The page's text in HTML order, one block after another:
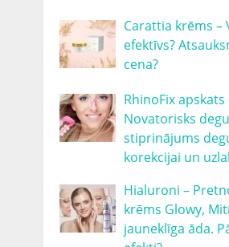
Carattia krēms –
efektīvs?
cena?
RhinoFix apskats
Novatorisks
stiprinājums
korekcijai un
Hialuroni –
krēms Glowy,
jauneklīga āda.